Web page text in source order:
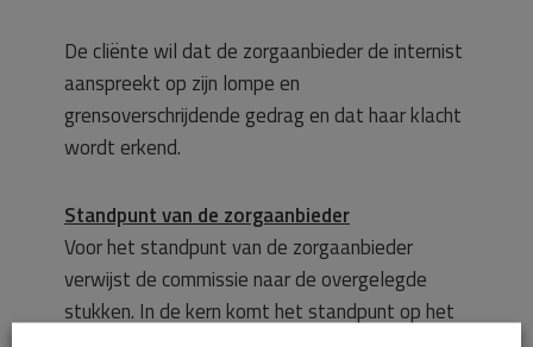
De cliënte wil dat de zorgaanbieder de internist
aanspreekt op zijn lompe en
grensoverschrijdende gedrag en dat haar klacht
wordt erkend.
Standpunt van de zorgaanbieder
Voor het standpunt van de zorgaanbieder
verwijst de commissie naar de overgelegde
stukken. In de kern komt het standpunt op het